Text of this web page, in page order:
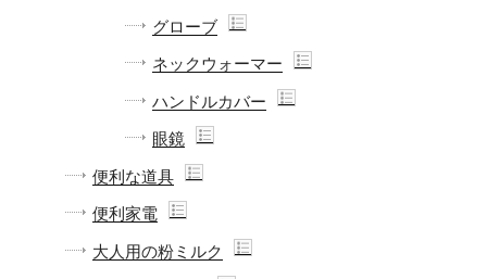
グローブ
ネックウォーマー
ハンドルカバー
眼鏡
便利な道具
便利家電
大人用の粉ミルク